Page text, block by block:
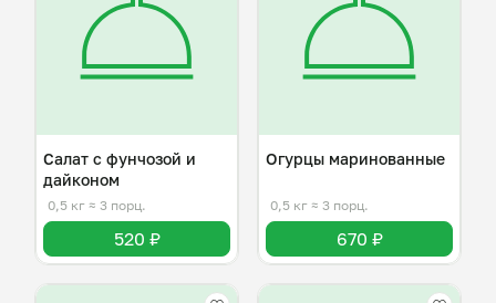
Салат с фунчозой и
дайконом
0,5 кг ≈ 3 порц.
520 ₽
Огурцы маринованные
0,5 кг ≈ 3 порц.
670 ₽